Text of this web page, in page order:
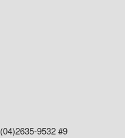
(04)2635-9532 #9